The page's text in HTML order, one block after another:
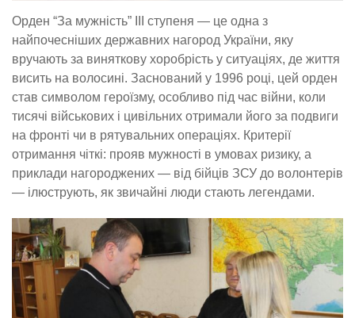
Орден “За мужність” III ступеня — це одна з
найпочесніших державних нагород України, яку
вручають за виняткову хоробрість у ситуаціях, де життя
висить на волосині. Заснований у 1996 році, цей орден
став символом героїзму, особливо під час війни, коли
тисячі військових і цивільних отримали його за подвиги
на фронті чи в рятувальних операціях. Критерії
отримання чіткі: прояв мужності в умовах ризику, а
приклади нагороджених — від бійців ЗСУ до волонтерів
— ілюструють, як звичайні люди стають легендами.